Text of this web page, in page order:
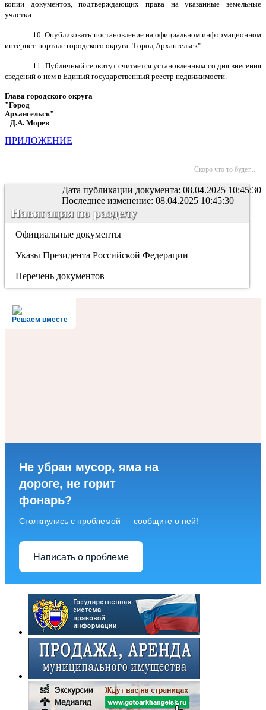
копии документов, подтверждающих права на указанные земельные
участки.
10. Опубликовать постановление на официальном информационном
интернет-портале городского округа "Город Архангельск".
11. Публичный сервитут считается установленным со дня внесения
сведений о нем в Единый государственный реестр недвижимости.
Глава городского округа
"Город
Архангельск"
Д.А. Морев
ПРИЛОЖЕНИЕ
Скоро что то будет...
Дата публикации документа: 08.04.2025 10:45:30
Последнее изменение: 08.04.2025 10:45:30
Навигация по разделу
Официальные документы
Указы Президента Российской Федерации
Перечень документов
Решаем вместе
Не убран мусор, яма на
дороге, не горит
фонарь?
Столкнулись с проблемой — сообщите о ней!
Написать о проблеме